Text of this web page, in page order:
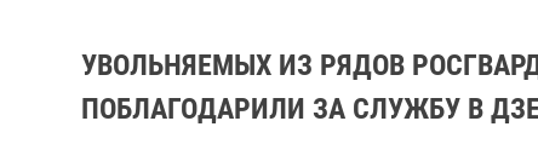
УВОЛЬНЯЕМЫХ ИЗ РЯДОВ
ПОБЛАГОДАРИЛИ ЗА СЛУЖБУ В